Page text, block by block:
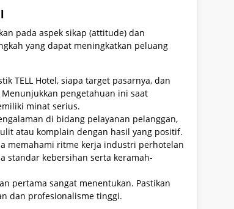
pada aspek sikap (attitude) dan
yang dapat meningkatkan peluang
TELL Hotel, siapa target pasarnya, dan
pengetahuan ini saat
minat serius.
di bidang pelayanan pelanggan,
atau komplain dengan hasil yang positif.
memahami ritme kerja industri perhotelan
standar kebersihan serta keramah-
pertama sangat menentukan. Pastikan
dan profesionalisme tinggi.